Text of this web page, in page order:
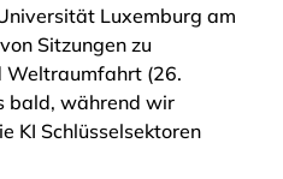
Luxemburg am
Sitzungen zu
Weltraumfahrt (26.
bald, während wir
KI Schlüsselsektoren